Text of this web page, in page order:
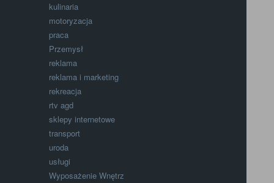
kulinaria
motoryzacja
praca
Przemysł
reklama
reklama i marketing
rekreacja
rtv agd
sklepy internetowe
transport
uroda
usługi
Wyposażenie Wnętrz